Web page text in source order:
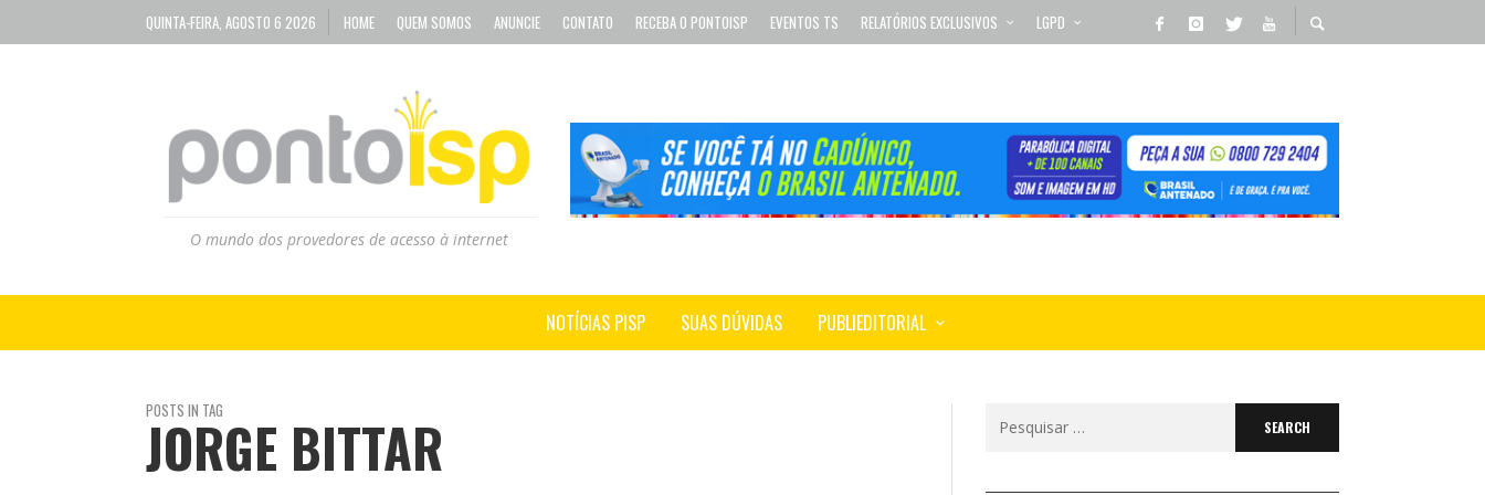
QUINTA-FEIRA, AGOSTO 6 2026 HOME QUEM SOMOS ANUNCIE CONTATO RECEBA O PONTOISP EVENTOS TS RELATÓRIOS EXCLUSIVOS LGPD
O mundo dos provedores de acesso à internet
NOTÍCIAS PISP SUAS DÚVIDAS PUBLIEDITORIAL
POSTS IN TAG
JORGE BITTAR